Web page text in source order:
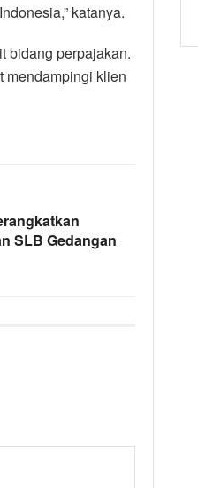
katanya.
bidang perpajakan.
mendampingi klien
SLB Gedangan